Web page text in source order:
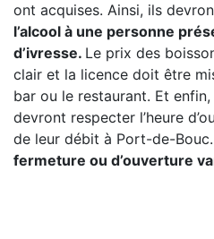
ont acquises. Ainsi, ils
l’alcool à une personne
d’ivresse. Le prix des
clair et la licence doit être
bar ou le restaurant. Et
devront respecter l’heure
de leur débit à Port-de-Bouc.
fermeture ou d’ouverture